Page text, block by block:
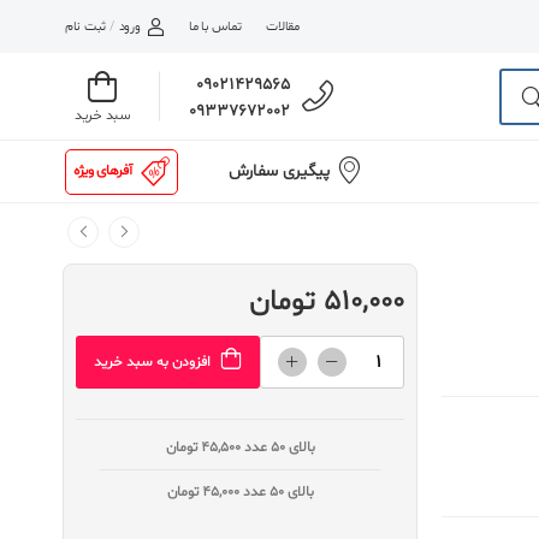
مقالات تماس با ما ورود / ثبت نام
09021429565
09337672002
سبد خرید
پیگیری سفارش آفرهای ویژه
510,000 تومان
افزودن به سبد خرید
بالای 50 عدد 45,500 تومان
بالای 50 عدد 45,000 تومان